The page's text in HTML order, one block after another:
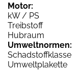
Motor:
kW / PS
Treibstoff
Hubraum
Umweltnormen:
Schadstoffklasse
Umweltplakette